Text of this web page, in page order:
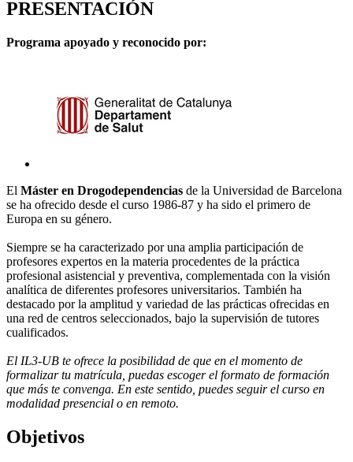
PRESENTACIÓN
Programa apoyado y reconocido por:
El Máster en Drogodependencias de la Universidad de Barcelona
se ha ofrecido desde el curso 1986-87 y ha sido el primero de
Europa en su género.
Siempre se ha caracterizado por una amplia participación de
profesores expertos en la materia procedentes de la práctica
profesional asistencial y preventiva, complementada con la visión
analítica de diferentes profesores universitarios. También ha
destacado por la amplitud y variedad de las prácticas ofrecidas en
una red de centros seleccionados, bajo la supervisión de tutores
cualificados.
El IL3-UB te ofrece la posibilidad de que en el momento de
formalizar tu matrícula, puedas escoger el formato de formación
que más te convenga. En este sentido, puedes seguir el curso en
modalidad presencial o en remoto.
Objetivos